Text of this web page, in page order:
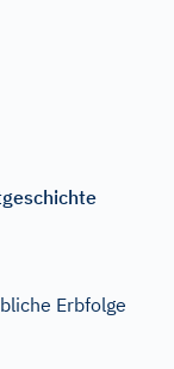
Erbfolge